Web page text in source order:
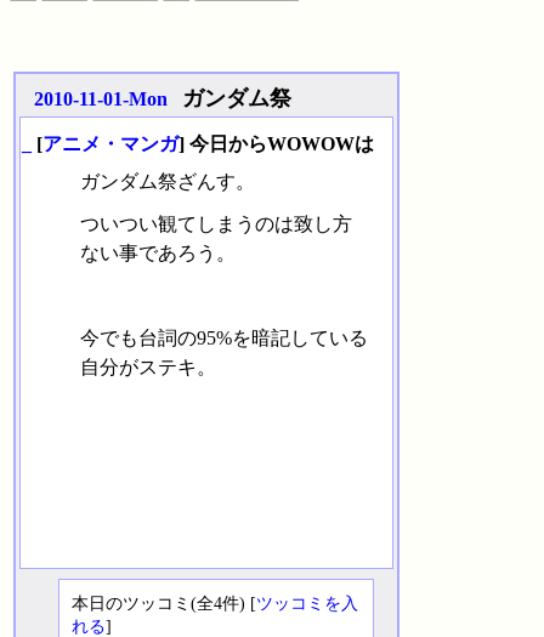
2010-11-01-Mon ガンダム祭
[アニメ・マンガ] 今日からWOWOWは
ガンダム祭ざんす。
ついつい観てしまうのは致し方
ない事であろう。
今でも台詞の95%を暗記している
自分がステキ。
本日のツッコミ(全4件) [ツッコミを入
れる]